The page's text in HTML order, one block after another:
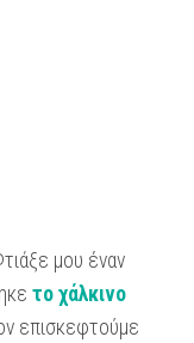
μου έναν
το χάλκινο
επισκεφτούμε